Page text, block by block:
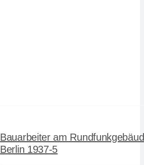
Bauarbeiter am
Berlin 1937-5